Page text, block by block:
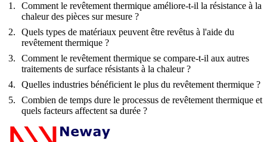
Comment le revêtement thermique améliore-t-il la résistance à la
chaleur des pièces sur mesure ?
Quels types de matériaux peuvent être revêtus à l'aide du
revêtement thermique ?
Comment le revêtement thermique se compare-t-il aux autres
traitements de surface résistants à la chaleur ?
Quelles industries bénéficient le plus du revêtement thermique ?
Combien de temps dure le processus de revêtement thermique et
quels facteurs affectent sa durée ?